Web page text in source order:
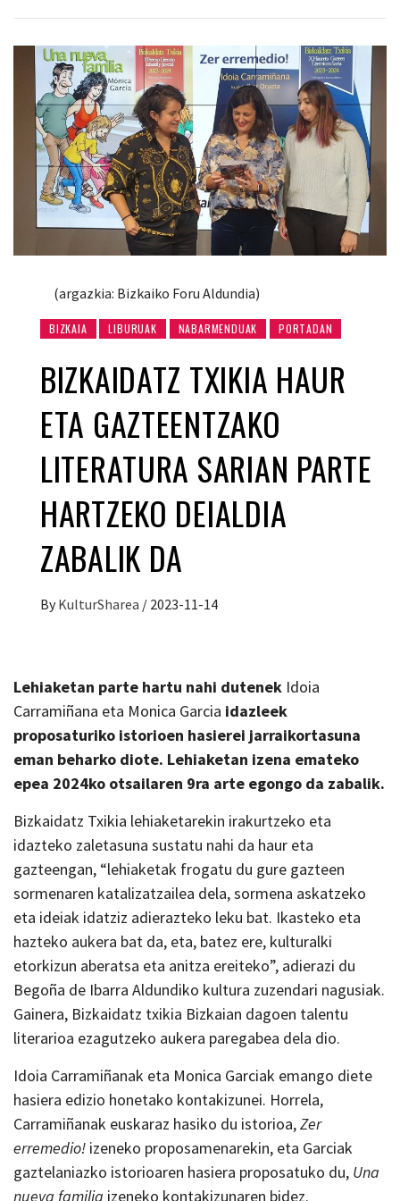
(argazkia: Bizkaiko Foru Aldundia)
BIZKAIA LIBURUAK NABARMENDUAK PORTADAN
BIZKAIDATZ TXIKIA HAUR
ETA GAZTEENTZAKO
LITERATURA SARIAN PARTE
HARTZEKO DEIALDIA
ZABALIK DA
By KulturSharea / 2023-11-14
Lehiaketan parte hartu nahi dutenek Idoia
Carramiñana eta Monica Garcia idazleek
proposaturiko istorioen hasierei jarraikortasuna
eman beharko diote. Lehiaketan izena emateko
epea 2024ko otsailaren 9ra arte egongo da zabalik.
Bizkaidatz Txikia lehiaketarekin irakurtzeko eta
idazteko zaletasuna sustatu nahi da haur eta
gazteengan, “lehiaketak frogatu du gure gazteen
sormenaren katalizatzailea dela, sormena askatzeko
eta ideiak idatziz adierazteko leku bat. Ikasteko eta
hazteko aukera bat da, eta, batez ere, kulturalki
etorkizun aberatsa eta anitza ereiteko”, adierazi du
Begoña de Ibarra Aldundiko kultura zuzendari nagusiak.
Gainera, Bizkaidatz txikia Bizkaian dagoen talentu
literarioa ezagutzeko aukera paregabea dela dio.
Idoia Carramiñanak eta Monica Garciak emango diete
hasiera edizio honetako kontakizunei. Horrela,
Carramiñanak euskaraz hasiko du istorioa,Zer
erremedio! izeneko proposamenarekin, eta Garciak
gaztelaniazko istorioaren hasiera proposatuko du, Una
nueva familia izeneko kontakizunaren bidez.